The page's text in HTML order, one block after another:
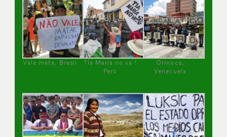
Vale mata, Brasil
Tía María no va !
Perú
Orinoco,
Venezuela